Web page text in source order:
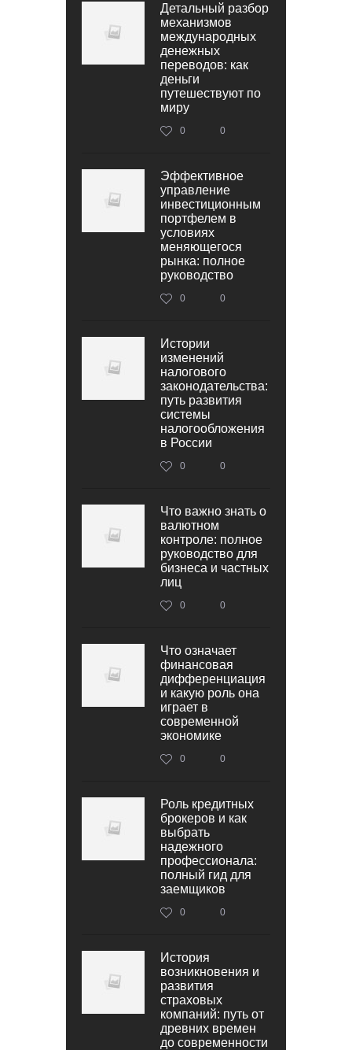
Детальный разбор
механизмов
международных
денежных
переводов: как
деньги
путешествуют по
миру
0 0
Эффективное
управление
инвестиционным
портфелем в
условиях
меняющегося
рынка: полное
руководство
0 0
Истории
изменений
налогового
законодательства:
путь развития
системы
налогообложения
в России
0 0
Что важно знать о
валютном
контроле: полное
руководство для
бизнеса и частных
лиц
0 0
Что означает
финансовая
дифференциация
и какую роль она
играет в
современной
экономике
0 0
Роль кредитных
брокеров и как
выбрать
надежного
профессионала:
полный гид для
заемщиков
0 0
История
возникновения и
развития
страховых
компаний: путь от
древних времен
до современности